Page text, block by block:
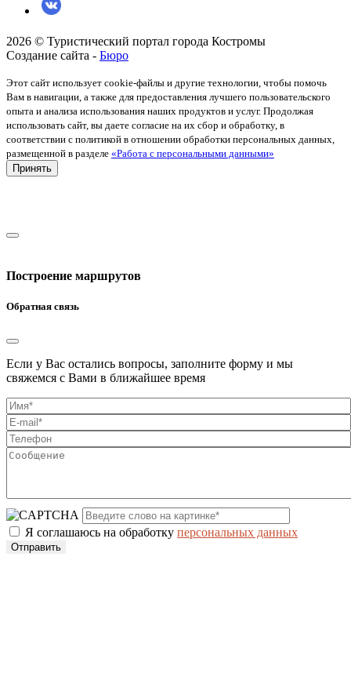
2026 © Туристический портал города Костромы
Создание сайта - Бюро
Этот сайт использует cookie-файлы и другие технологии, чтобы помочь
Вам в навигации, а также для предоставления лучшего пользовательского
опыта и анализа использования наших продуктов и услуг. Продолжая
использовать сайт, вы даете согласие на их сбор и обработку, в
соответствии с политикой в отношении обработки персональных данных,
размещенной в разделе «Работа с персональными данными»
Принять
Построение маршрутов
Обратная связь
Если у Вас остались вопросы, заполните форму и мы
свяжемся с Вами в ближайшее время
Я соглашаюсь на обработку персональных данных